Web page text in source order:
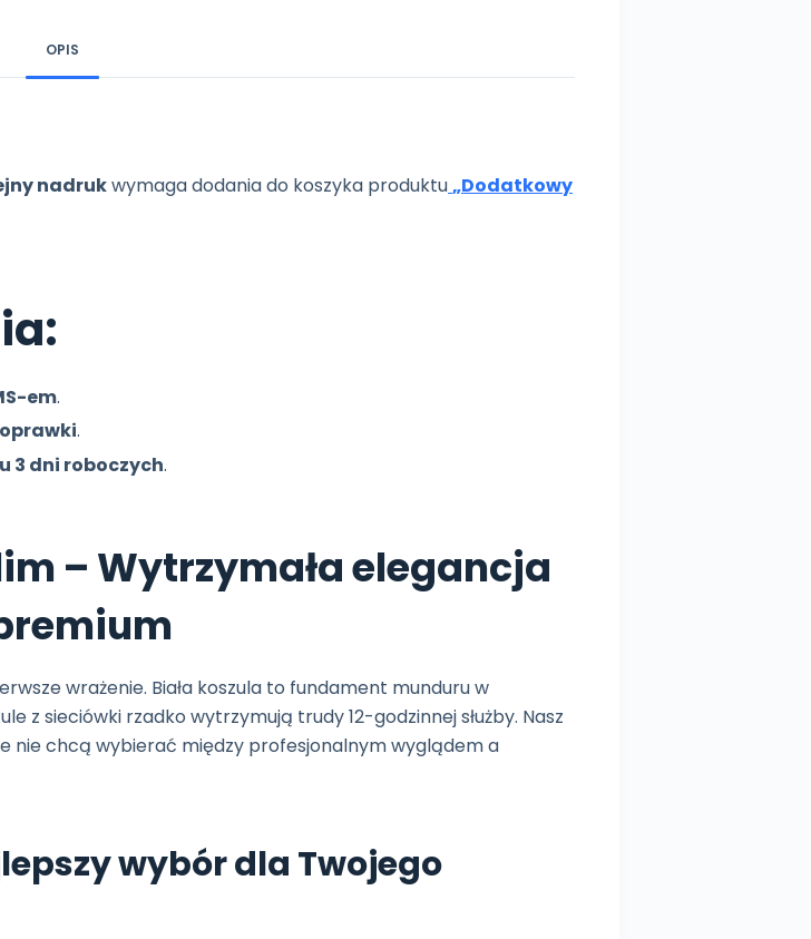
OPIS
nadrukwymaga dodania do koszyka produktu „Dodatkowy
em.
.
3 dni roboczych.
– Wytrzymała elegancja
wrażenie. Biała koszula to fundament munduru w
z sieciówki rzadko wytrzymują trudy 12-godzinnej służby. Nasz
nie chcą wybierać między profesjonalnym wyglądem a
wybór dla Twojego